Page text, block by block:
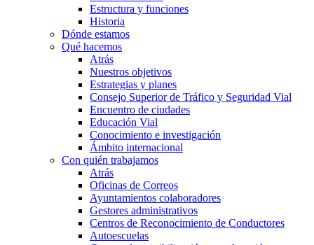
Estructura y funciones
Historia
Dónde estamos
Qué hacemos
Atrás
Nuestros objetivos
Estrategias y planes
Consejo Superior de Tráfico y Seguridad Vial
Encuentro de ciudades
Educación Vial
Conocimiento e investigación
Ámbito internacional
Con quién trabajamos
Atrás
Oficinas de Correos
Ayuntamientos colaboradores
Gestores administrativos
Centros de Reconocimiento de Conductores
Autoescuelas